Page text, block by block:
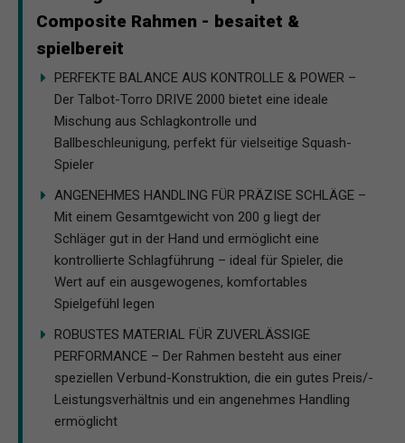
Composite Rahmen - besaitet &
spielbereit
PERFEKTE BALANCE AUS KONTROLLE & POWER –
Der Talbot-Torro DRIVE 2000 bietet eine ideale
Mischung aus Schlagkontrolle und
Ballbeschleunigung, perfekt für vielseitige Squash-
Spieler
ANGENEHMES HANDLING FÜR PRÄZISE SCHLÄGE –
Mit einem Gesamtgewicht von 200 g liegt der
Schläger gut in der Hand und ermöglicht eine
kontrollierte Schlagführung – ideal für Spieler, die
Wert auf ein ausgewogenes, komfortables
Spielgefühl legen
ROBUSTES MATERIAL FÜR ZUVERLÄSSIGE
PERFORMANCE – Der Rahmen besteht aus einer
speziellen Verbund-Konstruktion, die ein gutes Preis/-
Leistungsverhältnis und ein angenehmes Handling
ermöglicht